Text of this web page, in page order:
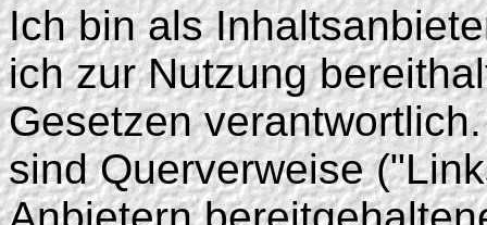
Ich bin als
ich zur Nutzung
Gesetzen
sind Querverweise